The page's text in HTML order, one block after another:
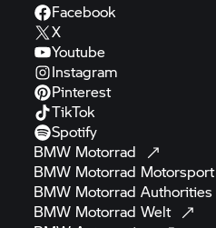
Facebook
X
Youtube
Instagram
Pinterest
TikTok
Spotify
BMW Motorrad
BMW Motorrad Motorsport
BMW Motorrad Authorities
BMW Motorrad Welt